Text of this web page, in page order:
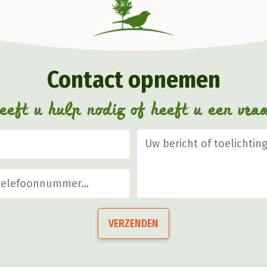
Deze
optie
worden
de
productpagina
Contact opnemen
u hulp nodig of heeft u een
VERZENDEN